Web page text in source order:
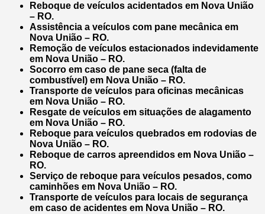
Reboque de veículos acidentados em Nova União
– RO.
Assistência a veículos com pane mecânica em
Nova União – RO.
Remoção de veículos estacionados indevidamente
em Nova União – RO.
Socorro em caso de pane seca (falta de
combustível) em Nova União – RO.
Transporte de veículos para oficinas mecânicas
em Nova União – RO.
Resgate de veículos em situações de alagamento
em Nova União – RO.
Reboque para veículos quebrados em rodovias de
Nova União – RO.
Reboque de carros apreendidos em Nova União –
RO.
Serviço de reboque para veículos pesados, como
caminhões em Nova União – RO.
Transporte de veículos para locais de segurança
em caso de acidentes em Nova União – RO.